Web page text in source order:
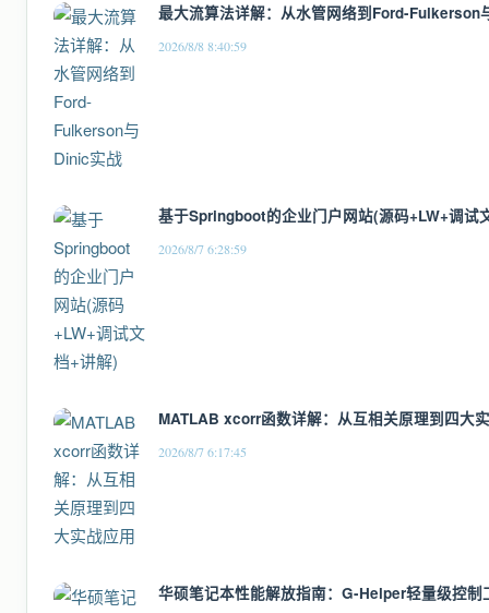
最大流算法详解：从水管网络到Ford-Fulkerson
2026/8/8 8:40:59
基于Springboot的企业门户网站(源码+LW+调试
2026/8/7 6:28:59
MATLAB xcorr函数详解：从互相关原理到四大
2026/8/7 6:17:45
华硕笔记本性能解放指南：G-Helper轻量级控制